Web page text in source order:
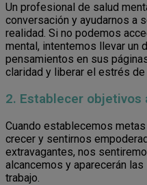
Un profesional de salud
conversación y ayudarnos a
realidad. Si no podemos
mental, intentemos llevar un
pensamientos en sus
claridad y liberar el estrés de
2. Establecer objetivos
Cuando establecemos
crecer y sentirnos
extravagantes, nos
alcancemos y aparecerán
trabajo.